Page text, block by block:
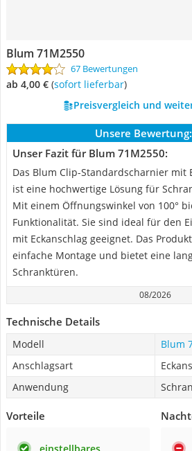
Blum 71M2550
67 Bewertungen
ab 4,00 € ( Sofort lieferbar)
Preisvergleich und
Unsere Bewertung:
Unser Fazit für Blum 71M2550:
Das Blum Clip-Standardscharnier mit
ist eine hochwertige Lösung für
Mit einem Öffnungswinkel von 100°
Funktionalität. Sie sind ideal für den
mit Eckanschlag geeignet. Das
einfache Montage und bietet eine
Schranktüren.
08/2026
Technische Details
Modell
Blum
Anschlagsart
Anwendung
Vorteile